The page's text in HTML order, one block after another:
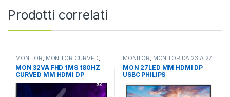
Prodotti correlati
MONITOR, MONITOR CURVED,
MONITOR LCD
MON 32VA FHD 1MS 180HZ
CURVED MM HDMI DP
DESIGN OMNI
MONITOR, MONITOR DA 23 A 27,
MONITOR LCD
MON 27LED MM HDMI DP
USBC PHILIPS